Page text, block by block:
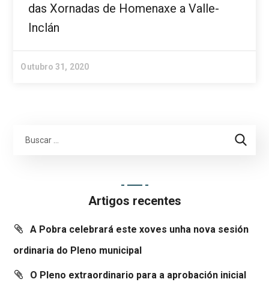
das Xornadas de Homenaxe a Valle-
Inclán
Outubro 31, 2020
Artigos recentes
A Pobra celebrará este xoves unha nova sesión
ordinaria do Pleno municipal
O Pleno extraordinario para a aprobación inicial